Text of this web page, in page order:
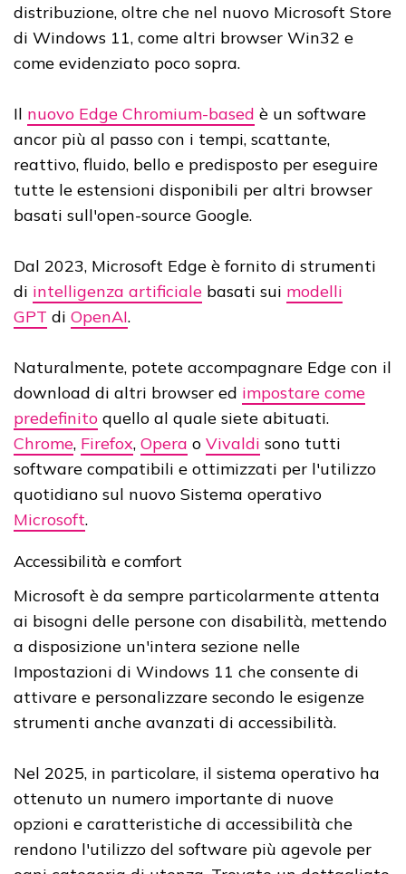
distribuzione, oltre che nel nuovo Microsoft Store
di Windows 11, come altri browser Win32 e
come evidenziato poco sopra.
Il nuovo Edge Chromium-based è un software
ancor più al passo con i tempi, scattante,
reattivo, fluido, bello e predisposto per eseguire
tutte le estensioni disponibili per altri browser
basati sull'open-source Google.
Dal 2023, Microsoft Edge è fornito di strumenti
di intelligenza artificiale basati sui modelli
GPT di OpenAI.
Naturalmente, potete accompagnare Edge con il
download di altri browser ed impostare come
predefinito quello al quale siete abituati.
Chrome, Firefox, Opera o Vivaldi sono tutti
software compatibili e ottimizzati per l'utilizzo
quotidiano sul nuovo Sistema operativo
Microsoft.
Accessibilità e comfort
Microsoft è da sempre particolarmente attenta
ai bisogni delle persone con disabilità, mettendo
a disposizione un'intera sezione nelle
Impostazioni di Windows 11 che consente di
attivare e personalizzare secondo le esigenze
strumenti anche avanzati di accessibilità.
Nel 2025, in particolare, il sistema operativo ha
ottenuto un numero importante di nuove
opzioni e caratteristiche di accessibilità che
rendono l'utilizzo del software più agevole per